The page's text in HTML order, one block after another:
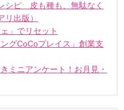
シピ 皮も種も、無駄なく
出版）
」でリセット
グCoCoプレイス」創業支
ミニアンケート！お月見・